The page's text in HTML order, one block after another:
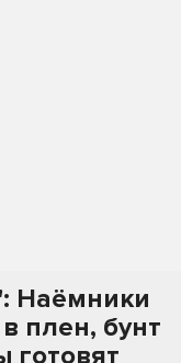
Наёмники
плен, бунт
готовят